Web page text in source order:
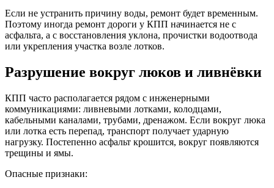
Если не устранить причину воды, ремонт будет временным.
Поэтому иногда ремонт дороги у КПП начинается не с
асфальта, а с восстановления уклона, прочистки водоотвода
или укрепления участка возле лотков.
Разрушение вокруг люков и ливнёвки
КПП часто располагается рядом с инженерными
коммуникациями: ливневыми лотками, колодцами,
кабельными каналами, трубами, дренажом. Если вокруг люка
или лотка есть перепад, транспорт получает ударную
нагрузку. Постепенно асфальт крошится, вокруг появляются
трещины и ямы.
Опасные признаки: